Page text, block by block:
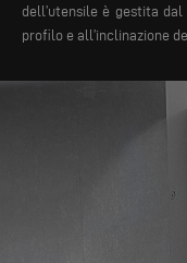
dell’utensile è gestita
profilo e all’inclinazione